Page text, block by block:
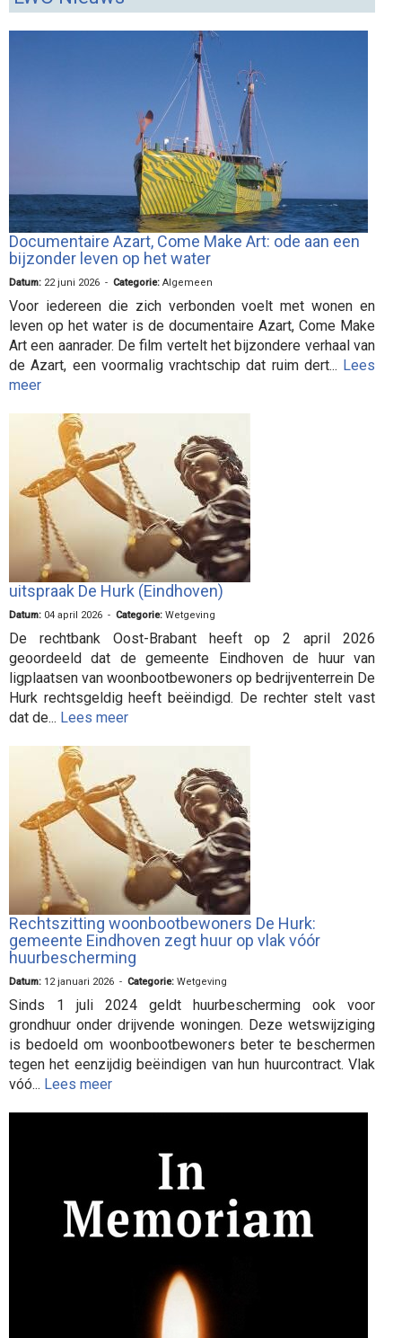
Documentaire Azart, Come Make Art: ode aan een
bijzonder leven op het water
Datum: 22 juni 2026 - Categorie: Algemeen
Voor iedereen die zich verbonden voelt met wonen en
leven op het water is de documentaire Azart, Come Make
Art een aanrader. De film vertelt het bijzondere verhaal van
de Azart, een voormalig vrachtschip dat ruim dert... Lees
meer
uitspraak De Hurk (Eindhoven)
Datum: 04 april 2026 - Categorie: Wetgeving
De rechtbank Oost-Brabant heeft op 2 april 2026
geoordeeld dat de gemeente Eindhoven de huur van
ligplaatsen van woonbootbewoners op bedrijventerrein De
Hurk rechtsgeldig heeft beëindigd. De rechter stelt vast
dat de... Lees meer
Rechtszitting woonbootbewoners De Hurk:
gemeente Eindhoven zegt huur op vlak vóór
huurbescherming
Datum: 12 januari 2026 - Categorie: Wetgeving
Sinds 1 juli 2024 geldt huurbescherming ook voor
grondhuur onder drijvende woningen. Deze wetswijziging
is bedoeld om woonbootbewoners beter te beschermen
tegen het eenzijdig beëindigen van hun huurcontract. Vlak
vóó... Lees meer